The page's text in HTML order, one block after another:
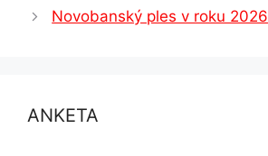
Novobanský ples v roku 2026
ANKETA